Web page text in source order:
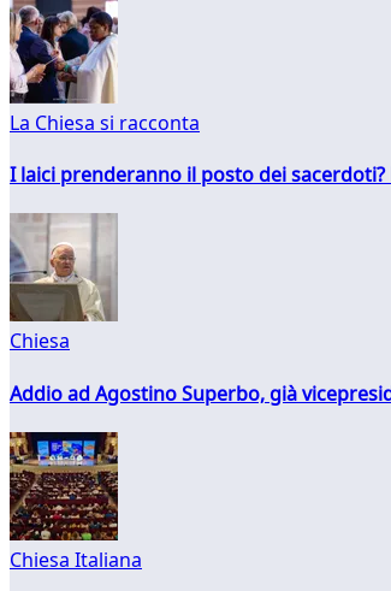
La Chiesa si racconta
I laici prenderanno il posto dei
Chiesa
Addio ad Agostino Superbo, già
Chiesa Italiana